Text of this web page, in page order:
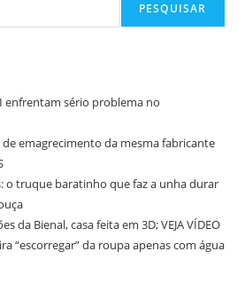
PESQUISAR
enfrentam sério problema no
emagrecimento da mesma fabricante
o truque baratinho que faz a unha durar
da Bienal, casa feita em 3D; VEJA VÍDEO
“escorregar” da roupa apenas com água